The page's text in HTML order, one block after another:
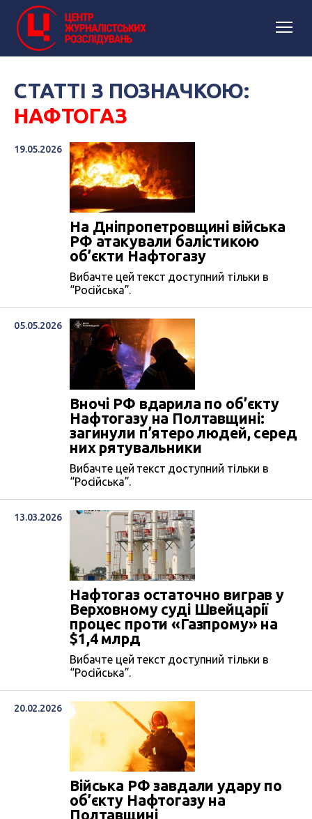
СТАТТІ З ПОЗНАЧКОЮ:
НАФТОГАЗ
19.05.2026
На Дніпропетровщині війська
РФ атакували балістикою
об’єкти Нафтогазу
Вибачте цей текст доступний тільки в
“Російська”.
05.05.2026
Вночі РФ вдарила по об’єкту
Нафтогазу на Полтавщині:
загинули п’ятеро людей, серед
них рятувальники
Вибачте цей текст доступний тільки в
“Російська”.
13.03.2026
Нафтогаз остаточно виграв у
Верховному суді Швейцарії
процес проти «Газпрому» на
$1,4 млрд
Вибачте цей текст доступний тільки в
“Російська”.
20.02.2026
Війська РФ завдали удару по
об’єкту Нафтогазу на
Полтавщині